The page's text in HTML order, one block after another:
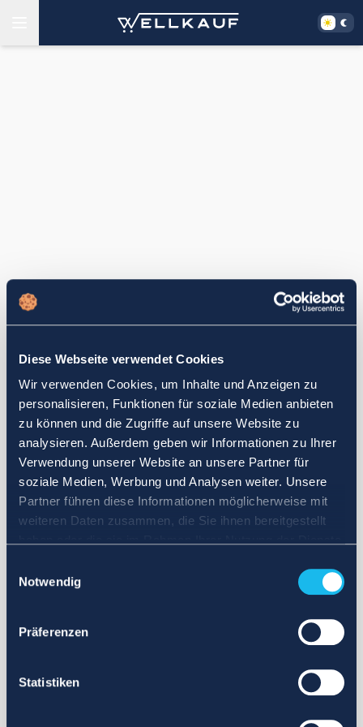
Diese Webseite verwendet Cookies
Wir verwenden Cookies, um Inhalte und Anzeigen zu
personalisieren, Funktionen für soziale Medien anbieten
zu können und die Zugriffe auf unsere Website zu
analysieren. Außerdem geben wir Informationen zu Ihrer
Verwendung unserer Website an unsere Partner für
soziale Medien, Werbung und Analysen weiter. Unsere
Partner führen diese Informationen möglicherweise mit
weiteren Daten zusammen, die Sie ihnen bereitgestellt
Notwendig
Präferenzen
Statistiken